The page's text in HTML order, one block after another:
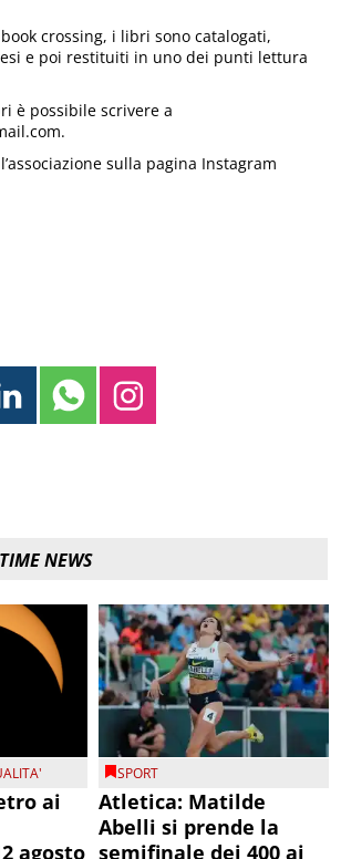
crossing, i libri sono catalogati,
e poi restituiti in uno dei punti lettura
è possibile scrivere a
sulla pagina Instagram
NEWS
ai
agosto
SPORT
Atletica: Matilde
Abelli si prende la
semifinale dei 400 ai